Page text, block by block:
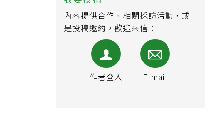
我要投稿
內容提供合作、相關採訪活動，或
是投稿邀約，歡迎來信：